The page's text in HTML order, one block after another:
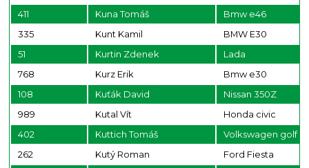
411
Kuna Tomáš
Bmw e46
335
Kunt Kamil
BMW E30
51
Kurtin Zdenek
Lada
768
Kurz Erik
Bmw e30
108
Kuťák David
Nissan 350Z
989
Kutal Vít
Honda civic
402
Kuttich Tomáš
Volkswagen golf 5
262
Kutý Roman
Ford Fiesta